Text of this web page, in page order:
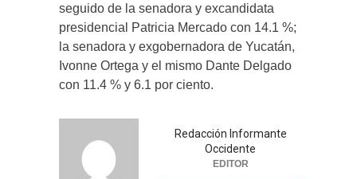
seguido de la senadora y excandidata
presidencial Patricia Mercado con 14.1 %;
la senadora y exgobernadora de Yucatán,
Ivonne Ortega y el mismo Dante Delgado
con 11.4 % y 6.1 por ciento.
Redacción Informante
Occidente
EDITOR